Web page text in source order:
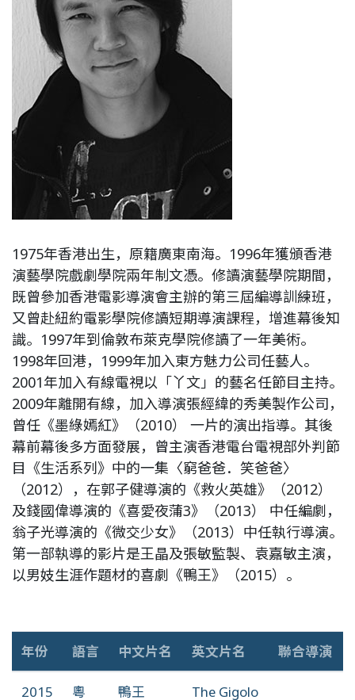
1975年香港出生，原籍廣東南海。1996年獲頒香港
演藝學院戲劇學院兩年制文憑。修讀演藝學院期間，
既曾參加香港電影導演會主辦的第三屆編導訓練班，
又曾赴紐約電影學院修讀短期導演課程，增進幕後知
識。1997年到倫敦布萊克學院修讀了一年美術。
1998年回港，1999年加入東方魅力公司任藝人。
2001年加入有線電視以「丫文」的藝名任節目主持。
2009年離開有線，加入導演張經緯的秀美製作公司，
曾任《墨綠嫣紅》（2010） 一片的演出指導。其後
幕前幕後多方面發展，曾主演香港電台電視部外判節
目《生活系列》中的一集〈窮爸爸．笑爸爸〉
（2012），在郭子健導演的《救火英雄》（2012）
及錢國偉導演的《喜愛夜蒲3》（2013） 中任編劇，
翁子光導演的《微交少女》（2013）中任執行導演。
第一部執導的影片是王晶及張敏監製、袁嘉敏主演，
以男妓生涯作題材的喜劇《鴨王》（2015）。
年份 語言 中文片名 英文片名 聯合導演
2015 粵 鴨王 The Gigolo